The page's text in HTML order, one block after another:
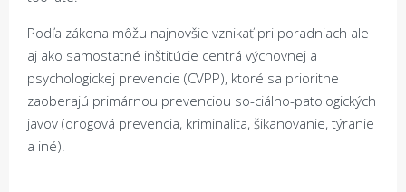
Podľa zákona môžu najnovšie vznikať pri poradniach ale
aj ako samostatné inštitúcie centrá výchovnej a
psychologickej prevencie (CVPP), ktoré sa prioritne
zaoberajú primárnou prevenciou so-ciálno-patologických
javov (drogová prevencia, kriminalita, šikanovanie, týranie
a iné).